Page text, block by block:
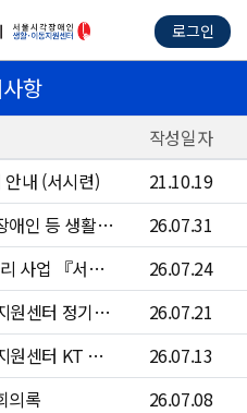
로그인
항
작성일자
내 (서시련)
21.10.19
2026년 2분기 서울특별시 시각장애인 등 생활지원센터 수의계약 현황
26.07.31
2026 서울 중장년 가치동행일자리 사업 『서울시각장애인등생활지원센터 운전원』참여자 4차 모집 공고문
26.07.24
서울특별시 시각장애인 등 생활지원센터 정기점검 안내
26.07.21
서울특별시 시각장애인 등 생활지원센터 KT 문자 서비스 점검 안내
26.07.13
의록
26.07.08